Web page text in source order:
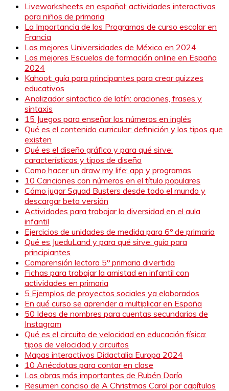
Liveworksheets en español: actividades interactivas
para niños de primaria
La Importancia de los Programas de curso escolar en
Francia
Las mejores Universidades de México en 2024
Las mejores Escuelas de formación online en España
2024
Kahoot: guía para principantes para crear quizzes
educativos
Analizador sintactico de latín: oraciones, frases y
sintaxis
15 Juegos para enseñar los números en inglés
Qué es el contenido curricular: definición y los tipos que
existen
Qué es el diseño gráfico y para qué sirve:
características y tipos de diseño
Como hacer un draw my life: app y programas
10 Canciones con números en el título populares
Cómo jugar Squad Busters desde todo el mundo y
descargar beta versión
Actividades para trabajar la diversidad en el aula
infantil
Ejercicios de unidades de medida para 6º de primaria
Qué es JueduLand y para qué sirve: guía para
principiantes
Comprensión lectora 5º primaria divertida
Fichas para trabajar la amistad en infantil con
actividades en primaria
5 Ejemplos de proyectos sociales ya elaborados
En qué curso se aprender a multiplicar en España
50 Ideas de nombres para cuentas secundarias de
Instagram
Qué es el circuito de velocidad en educación física:
tipos de velocidad y circuitos
Mapas interactivos Didactalia Europa 2024
10 Anécdotas para contar en clase
Las obras más importantes de Rubén Darío
Resumen conciso de A Christmas Carol por capítulos